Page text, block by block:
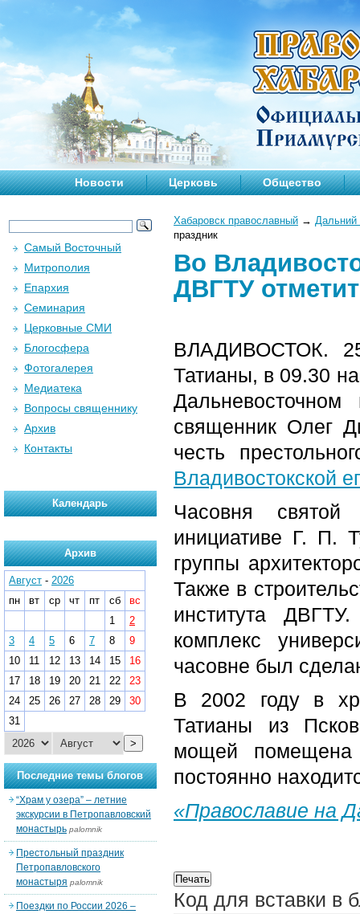
Новости Церковь Общество
Хабаровск православный → Дальний
праздник
Во
ДВГТУ
ВЛАДИВОСТОК.
Татианы, в 09.30
Дальневосточном
священник Олег
честь
Владивостокской
Часовня
инициативе Г. П.
группы
Также в
института
комплекс
часовне был
В 2002 году в
Татианы из
мощей помещена
постоянно
«Православие на
Код для вставки в
Самый Восточный
Митрополия
Епархия
Семинария
Церковные СМИ
Блогосфера
Фотогалерея
Медиатека
Вопросы священнику
Архив
Контакты
Календарь
Архив
Август - 2026
пн
вт ср чт пт сб
вс
1
2
3
4 5 6 7 8
9
10
11 12 13 14 15
16
17
18 19 20 21 22
23
24
25 26 27 28 29
30
31
>
Последние темы блогов
“Храм у озера” – летние
экскурсии в Петропавловский
монастырь palomnik
Престольный праздник
Петропавловского
монастыря palomnik
Поездки по России 2026 –